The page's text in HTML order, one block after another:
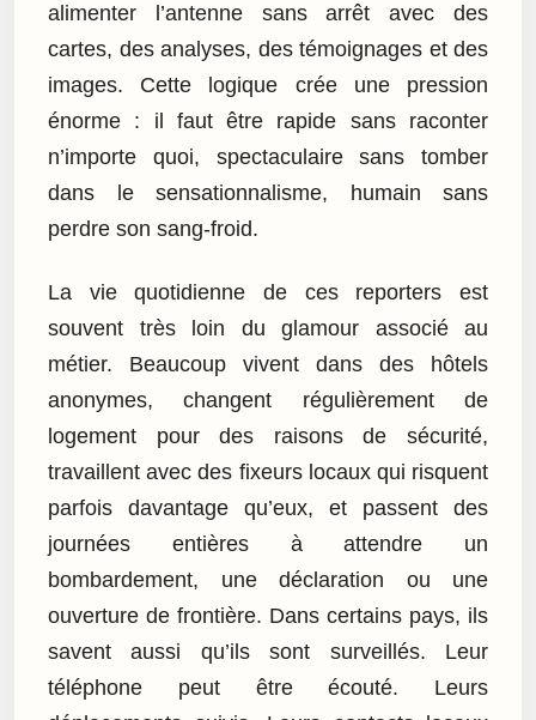
alimenter l’antenne sans arrêt avec des
cartes, des analyses, des témoignages et des
images. Cette logique crée une pression
énorme : il faut être rapide sans raconter
n’importe quoi, spectaculaire sans tomber
dans le sensationnalisme, humain sans
perdre son sang-froid.
La vie quotidienne de ces reporters est
souvent très loin du glamour associé au
métier. Beaucoup vivent dans des hôtels
anonymes, changent régulièrement de
logement pour des raisons de sécurité,
travaillent avec des fixeurs locaux qui risquent
parfois davantage qu’eux, et passent des
journées entières à attendre un
bombardement, une déclaration ou une
ouverture de frontière. Dans certains pays, ils
savent aussi qu’ils sont surveillés. Leur
téléphone peut être écouté. Leurs